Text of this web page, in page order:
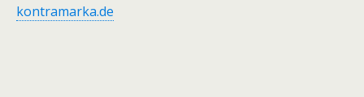
kontramarka.de